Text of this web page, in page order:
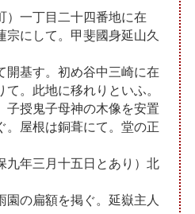
）一丁目二十四番地に在
宗にして。甲斐國身延山久
開基す。初め谷中三崎に在
。此地に移れりといふ。
子授鬼子母神の木像を安置
。屋根は銅葺にて。堂の正
九年三月十五日とあり）北
園の扁額を掲ぐ。延嶽主人